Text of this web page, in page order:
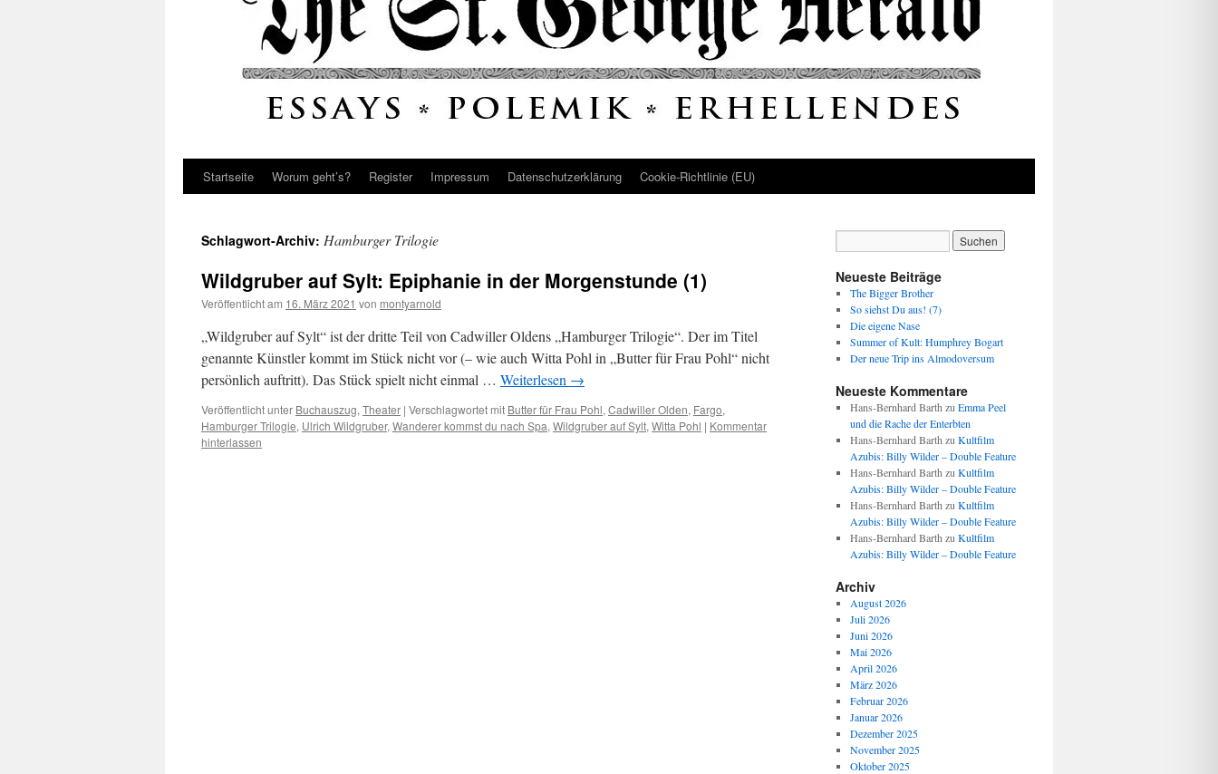
Startseite Worum geht’s? Register Impressum Datenschutz­erklärung Cookie-Richtlinie (EU)
Schlagwort-Archiv: Hamburger Trilogie
Wildgruber auf Sylt: Epiphanie in der Morgenstunde (1)
Veröffentlicht am 16. März 2021 von montyarnold
„Wildgruber auf Sylt“ ist der dritte Teil von Cadwiller Oldens „Hamburger Trilogie“. Der im Titel
genannte Künstler kommt im Stück nicht vor (– wie auch Witta Pohl in „Butter für Frau Pohl“ nicht
persönlich auftritt). Das Stück spielt nicht einmal … Weiterlesen →
Veröffentlicht unter Buchauszug, Theater | Verschlagwortet mit Butter für Frau Pohl, Cadwiller Olden, Fargo,
Hamburger Trilogie, Ulrich Wildgruber, Wanderer kommst du nach Spa, Wildgruber auf Sylt, Witta Pohl | Kommentar
hinterlassen
Neueste Beiträge
The Bigger Brother
So siehst Du aus! (7)
Die eigene Nase
Summer of Kult: Humphrey Bogart
Der neue Trip ins Almodoversum
Neueste Kommentare
Hans-Bernhard Barth zu Emma Peel
und die Rache der Enterbten
Hans-Bernhard Barth zu Kultfilm
Azubis: Billy Wilder – Double Feature
Hans-Bernhard Barth zu Kultfilm
Azubis: Billy Wilder – Double Feature
Hans-Bernhard Barth zu Kultfilm
Azubis: Billy Wilder – Double Feature
Hans-Bernhard Barth zu Kultfilm
Azubis: Billy Wilder – Double Feature
Archiv
August 2026
Juli 2026
Juni 2026
Mai 2026
April 2026
März 2026
Februar 2026
Januar 2026
Dezember 2025
November 2025
Oktober 2025